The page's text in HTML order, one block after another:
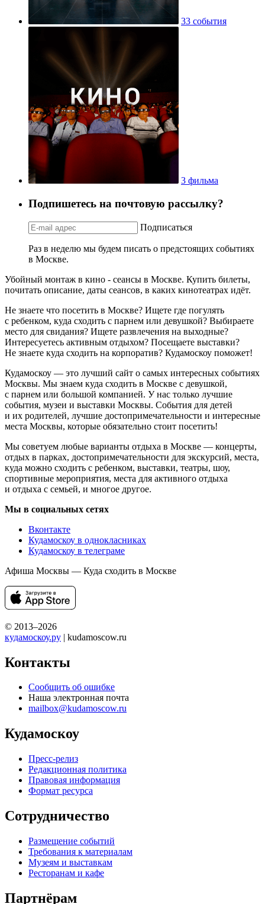
33 события
3 фильма
Подпишетесь на почтовую рассылку?
Подписаться
Раз в неделю мы будем писать о предстоящих событиях
в Москве.
Убойный монтаж в кино - сеансы в Москве. Купить билеты,
почитать описание, даты сеансов, в каких кинотеатрах идёт.
Не знаете что посетить в Москве? Ищете где погулять
с ребенком, куда сходить с парнем или девушкой? Выбираете
место для свидания? Ищете развлечения на выходные?
Интересуетесь активным отдыхом? Посещаете выставки?
Не знаете куда сходить на корпоратив? Кудамоскоу поможет!
Кудамоскоу — это лучший сайт о самых интересных событиях
Москвы. Мы знаем куда сходить в Москве с девушкой,
с парнем или большой компанией. У нас только лучшие
события, музеи и выставки Москвы. События для детей
и их родителей, лучшие достопримечательности и интересные
места Москвы, которые обязательно стоит посетить!
Мы советуем любые варианты отдыха в Москве — концерты,
отдых в парках, достопримечательности для экскурсий, места,
куда можно сходить с ребенком, выставки, театры, шоу,
спортивные мероприятия, места для активного отдыха
и отдыха с семьей, и многое другое.
Мы в социальных сетях
Вконтакте
Кудамоскоу в однокласниках
Кудамоскоу в телеграме
Афиша Москвы — Куда сходить в Москве
© 2013–2026
кудамоскоу.ру | kudamoscow.ru
Контакты
Сообщить об ошибке
Наша электронная почта
mailbox@kudamoscow.ru
Кудамоскоу
Пресс-релиз
Редакционная политика
Правовая информация
Формат ресурса
Сотрудничество
Размещение событий
Требования к материалам
Музеям и выставкам
Ресторанам и кафе
Партнёрам